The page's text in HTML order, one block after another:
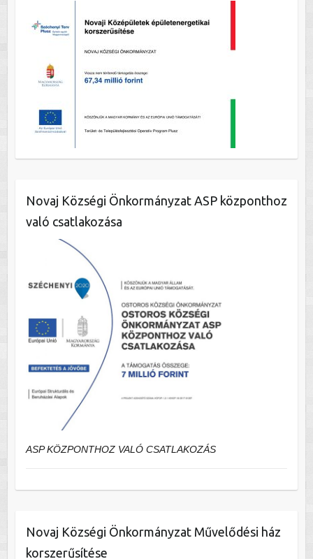
Novaj Községi Önkormányzat ASP központhoz
való csatlakozása
ASP KÖZPONTHOZ VALÓ CSATLAKOZÁS
Novaj Községi Önkormányzat Művelődési ház
korszerűsítése